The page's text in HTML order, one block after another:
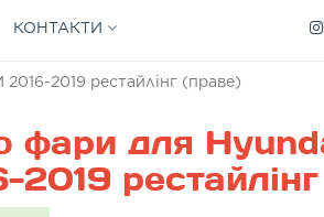
КОНТАКТИ
2019 рестайлінг (праве)
фари для
2019